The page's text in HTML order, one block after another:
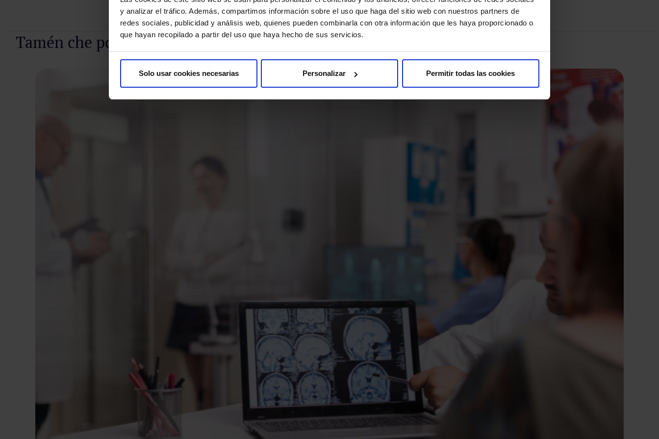
y analizar el tráfico. Además, compartimos información sobre el uso que haga del sitio web con nuestros partners de
redes sociales, publicidad y análisis web, quienes pueden combinarla con otra información que les haya proporcionado o
que hayan recopilado a partir del uso que haya hecho de sus servicios.
Solo usar cookies necesarias Personalizar Permitir todas las cookies
Pide unha cita
Tamén che pode interesar